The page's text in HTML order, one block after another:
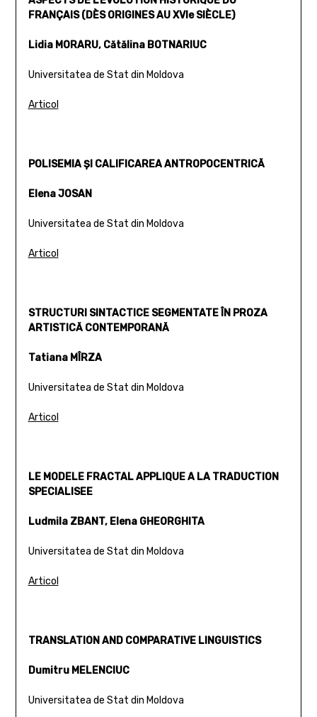
FRANÇAIS (DÈS ORIGINES AU XVIe SIÈCLE)
Lidia MORARU, Cătălina BOTNARIUC
Universitatea de Stat din Moldova
Articol
POLISEMIA ŞI CALIFICAREA ANTROPOCENTRICĂ
Elena JOSAN
Universitatea de Stat din Moldova
Articol
STRUCTURI SINTACTICE SEGMENTATE ÎN PROZA
ARTISTICĂ CONTEMPORANĂ
Tatiana MÎRZA
Universitatea de Stat din Moldova
Articol
LE MODELE FRACTAL APPLIQUE A LA TRADUCTION
SPECIALISEE
Ludmila ZBANT, Elena GHEORGHITA
Universitatea de Stat din Moldova
Articol
TRANSLATION AND COMPARATIVE LINGUISTICS
Dumitru MELENCIUC
Universitatea de Stat din Moldova